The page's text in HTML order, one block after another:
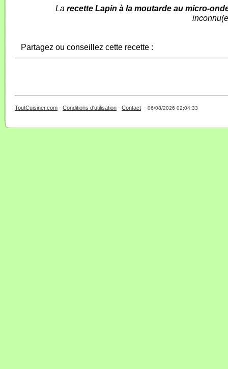
La recette Lapin à la moutarde au micro-
Partagez ou conseillez cette recette :
ToutCuisiner.com - Conditions d'utilisation - Contact - 06/08/2026 02:04:33